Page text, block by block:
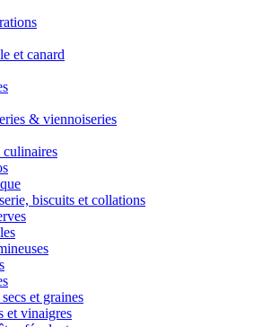
et canard
& viennoiseries
culinaires
biscuits et collations
et graines
et vinaigres